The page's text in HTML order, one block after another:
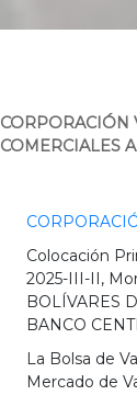
CORPORACIÓN
COMERCIALES
Colocación
2025-III-II,
BOLÍVARES
BANCO
La Bolsa de
Mercado de